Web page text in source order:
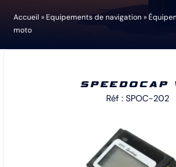
Accueil » Equipements de navigation»
moto
SPEEDOCAP
Réf : SPOC-202